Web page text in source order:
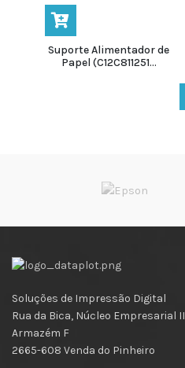
Suporte Alimentador de
Papel (C12C811251...
Soluções de Impressão Digital
Rua da Bica, Núcleo Empresarial II
Armazém F
2665-608 Venda do Pinheiro